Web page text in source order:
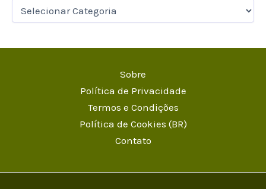
Sobre
Política de Privacidade
Termos e Condições
Política de Cookies (BR)
Contato